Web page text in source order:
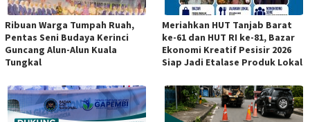
Ribuan Warga Tumpah Ruah,
Pentas Seni Budaya Kerinci
Guncang Alun-Alun Kuala
Tungkal
Meriahkan HUT Tanjab Barat
ke-61 dan HUT RI ke-81, Bazar
Ekonomi Kreatif Pesisir 2026
Siap Jadi Etalase Produk Lokal